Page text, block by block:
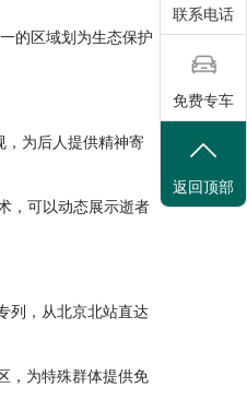
的区域划为生态保护
为后人提供精神寄
，可以动态展示逝者
列，从北京北站直达
，为特殊群体提供免
联系电话
免费专车
返回顶部